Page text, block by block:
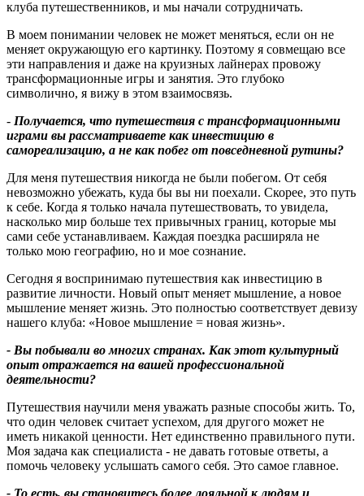
клуба путешественников, и мы начали сотрудничать.
В моем понимании человек не может меняться, если он не
меняет окружающую его картинку. Поэтому я совмещаю все
эти направления и даже на круизных лайнерах провожу
трансформационные игры и занятия. Это глубоко
символично, я вижу в этом взаимосвязь.
- Получается, что путешествия с трансформационными
играми вы рассматриваете как инвестицию в
самореализацию, а не как побег от повседневной рутины?
Для меня путешествия никогда не были побегом. От себя
невозможно убежать, куда бы вы ни поехали. Скорее, это путь
к себе. Когда я только начала путешествовать, то увидела,
насколько мир больше тех привычных границ, которые мы
сами себе устанавливаем. Каждая поездка расширяла не
только мою географию, но и мое сознание.
Сегодня я воспринимаю путешествия как инвестицию в
развитие личности. Новый опыт меняет мышление, а новое
мышление меняет жизнь. Это полностью соответствует девизу
нашего клуба: «Новое мышление = новая жизнь».
- Вы побывали во многих странах. Как этот культурный
опыт отражается на вашей профессиональной
деятельности?
Путешествия научили меня уважать разные способы жить. То,
что один человек считает успехом, для другого может не
иметь никакой ценности. Нет единственно правильного пути.
Моя задача как специалиста - не давать готовые ответы, а
помочь человеку услышать самого себя. Это самое главное.
- То есть, вы становитесь более лояльной к людям и